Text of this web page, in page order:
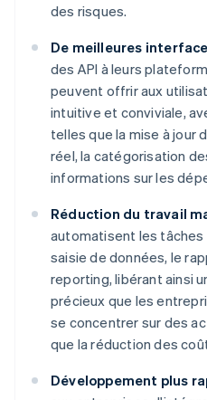
des risques.
De meilleures
des API à leurs
peuvent offrir aux
intuitive et conviviale,
telles que la mise à jour
réel, la catégorisation
informations sur les
Réduction du travail
automatisent les tâches
saisie de données, le
reporting, libérant ainsi
précieux que les
se concentrer sur des
que la réduction des
Développement plus